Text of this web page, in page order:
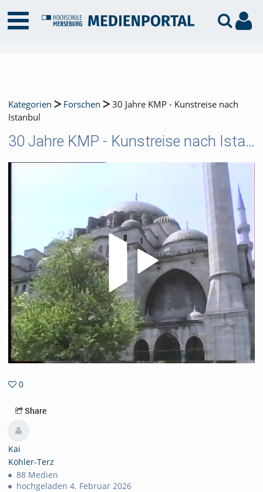
Kategorien Forschen
30 Jahre KMP - Kunstreise nach
Istanbul
30 Jahre KMP - Kunstreise nach Istanbul
0
Share
Kai
Köhler-Terz
88 Medien
hochgeladen 4. Februar 2026